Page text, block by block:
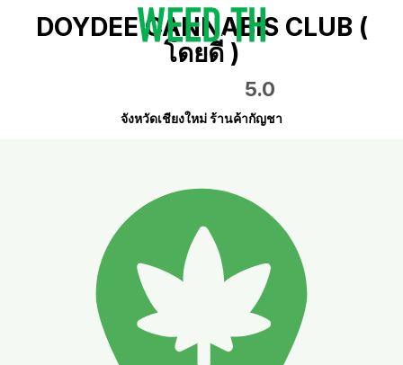
DOYDEE CANNABIS CLUB (
โดยดี )
5.0
จังหวัดเชียงใหม่ ร้านค้ากัญชา